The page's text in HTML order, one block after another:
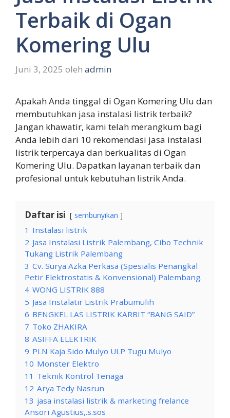
Terbaik di Ogan
Komering Ulu
Juni 3, 2025 oleh admin
Apakah Anda tinggal di Ogan Komering Ulu dan
membutuhkan jasa instalasi listrik terbaik?
Jangan khawatir, kami telah merangkum bagi
Anda lebih dari 10 rekomendasi jasa instalasi
listrik terpercaya dan berkualitas di Ogan
Komering Ulu. Dapatkan layanan terbaik dan
profesional untuk kebutuhan listrik Anda.
Daftar isi sembunyikan
1 Instalasi listrik
2 Jasa Instalasi Listrik Palembang, Cibo Technik
Tukang Listrik Palembang
3 Cv. Surya Azka Perkasa (Spesialis Penangkal
Petir Elektrostatis & Konvensional) Palembang.
4 WONG LISTRIK 888
5 Jasa Instalatir Listrik Prabumulih
6 BENGKEL LAS LISTRIK KARBIT “BANG SAID”
7 Toko ZHAKIRA
8 ASIFFA ELEKTRIK
9 PLN Kaja Sido Mulyo ULP Tugu Mulyo
10 Monster Elektro
11 Teknik Kontrol Tenaga
12 Arya Tedy Nasrun
13 jasa instalasi listrik & marketing frelance
Ansori Agustius,.s.sos